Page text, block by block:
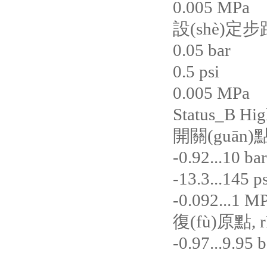
0.005 MPa
設(shè)定
0.05 bar
0.5 psi
0.005 MPa
Status_B
開關
-0.92...10 bar
-13.3...145
-0.092...1
復(fù)原點
-0.97...9.95